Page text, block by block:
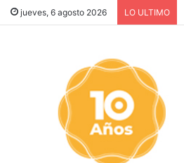
jueves, 6 agosto 2026 LO ULTIMO